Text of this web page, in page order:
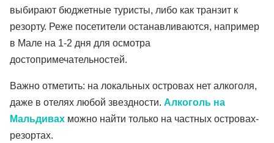
выбирают бюджетные туристы, либо как транзит к
резорту. Реже посетители останавливаются, например
в Мале на 1-2 дня для осмотра
достопримечательностей.
Важно отметить: на локальных островах нет алкоголя,
даже в отелях любой звездности. Алкоголь на
Мальдивах можно найти только на частных островах-
резортах.